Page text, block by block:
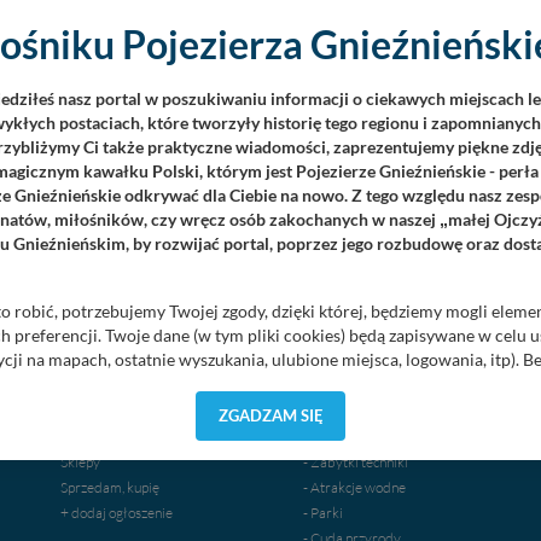
ZA 3 DNI ZA 7 DNI
Nieruchomości
Noclegi
Sklepy
Sprzedam, kupię
+ dodaj ogłoszenie
Atrakcje turystyczne
- Muzea-Izby Pamięci
- Architektura-Fortyfikacje
- Punkty widokowe
- Zabytki techniki
- Atrakcje wodne
- Parki
Pojezierza
nasz portal w poszukiwaniu informacji o ciekawych miejscach
postaciach, które tworzyły historię tego regionu i
Ci także praktyczne wiadomości, zaprezentujemy piękne
kawałku Polski, którym jest Pojezierze Gnieźnieńskie -
Gnieźnieńskie odkrywać dla Ciebie na nowo. Z tego względu nasz
miłośników, czy wręcz osób zakochanych w naszej „małej
Gnieźnieńskim, by rozwijać portal, poprzez jego rozbudowę oraz
robić, potrzebujemy Twojej zgody, dzięki której, będziemy mogli
preferencji. Twoje dane (w tym pliki cookies) będą zapisywane w celu
na mapach, ostatnie wyszukania, ulubione miejsca, logowania, itp).
jeśli masz wątpliwości co do naszych intencji, zawsze możesz
Twoich danych.
oraz nie udostępnia Twoich danych innym podmiotom oraz
gdy przekazanie Twoich danych jest elementem usługi (przekazanie
ZGADZAM SIĘ